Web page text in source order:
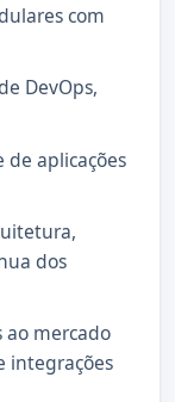
com
DevOps,
aplicações
dos
ao mercado
integrações